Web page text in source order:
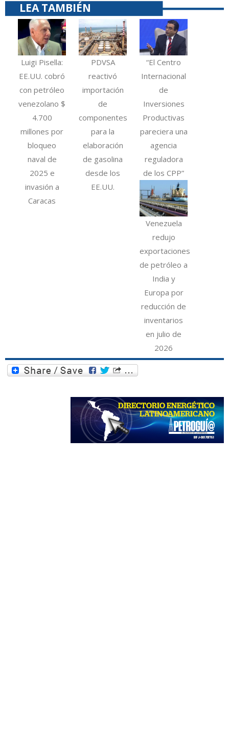
LEA TAMBIÉN
Luigi Pisella:
EE.UU. cobró
con petróleo
venezolano $
4.700
millones por
bloqueo
naval de
2025 e
invasión a
Caracas
PDVSA
reactivó
importación
de
componentes
para la
elaboración
de gasolina
desde los
EE.UU.
“El Centro
Internacional
de
Inversiones
Productivas
pareciera una
agencia
reguladora
de los CPP”
Venezuela
redujo
exportaciones
de petróleo a
India y
Europa por
reducción de
inventarios
en julio de
2026